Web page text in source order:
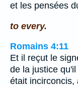
et les pensées
to every.
Romains 4:11
Et il reçut le
de la justice
était incirconcis,